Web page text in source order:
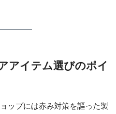
アイテム選びのポイ
ップには赤み対策を謳った製